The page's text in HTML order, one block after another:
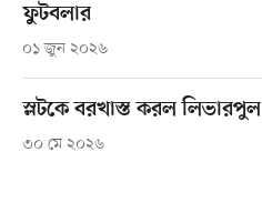
ফুটবলার
০১ জুন ২০২৬
স্লটকে বরখাস্ত করল লিভারপুল
৩০ মে ২০২৬